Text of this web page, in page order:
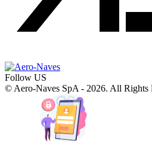
Follow US
© Aero-Naves SpA - 2026. All Rights